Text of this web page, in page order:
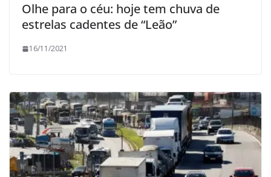
Olhe para o céu: hoje tem chuva de
estrelas cadentes de “Leão”
16/11/2021